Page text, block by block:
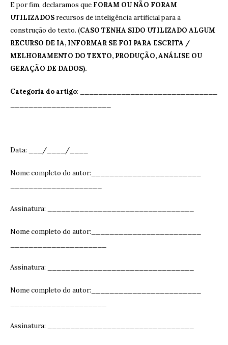
E por fim, declaramos que FORAM OU NÃO FORAM
UTILIZADOS recursos de inteligência artificial para a
construção do texto. (CASO TENHA SIDO UTILIZADO ALGUM
RECURSO DE IA, INFORMAR SE FOI PARA ESCRITA /
MELHORAMENTO DO TEXTO, PRODUÇÃO, ANÁLISE OU
GERAÇÃO DE DADOS).
Categoria do artigo: ______________________________
Data: ___/____/____
Nome completo do autor:________________________
Assinatura: ______________________________
Nome completo do autor:________________________
Assinatura: ______________________________
Nome completo do autor:________________________
Assinatura: ______________________________